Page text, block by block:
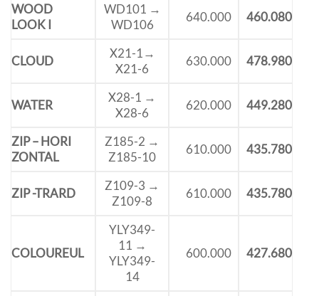
WOOD
LOOK I
WD101 →
WD106
640.000 460.080
CLOUD
X21-1→
X21-6
630.000 478.980
WATER
X28-1 →
X28-6
620.000 449.280
ZIP – HORI
ZONTAL
Z185-2 →
Z185-10
610.000 435.780
ZIP -TRARD
Z109-3 →
Z109-8
610.000 435.780
COLOUREUL
YLY349-
11 →
YLY349-
14
600.000 427.680